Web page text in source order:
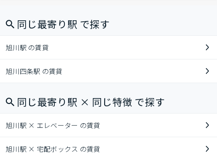
同じ最寄り駅 で探す
旭川駅 の賃貸
旭川四条駅 の賃貸
同じ最寄り駅 × 同じ特徴 で探す
旭川駅 × エレベーター の賃貸
旭川駅 × 宅配ボックス の賃貸